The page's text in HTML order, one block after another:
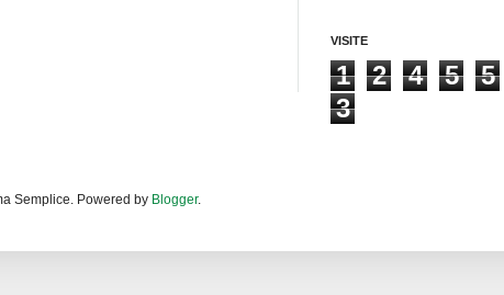
VISITE
1 2 4 5 5
3
Semplice. Powered by Blogger.